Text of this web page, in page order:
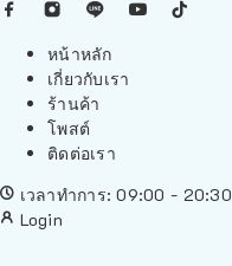
หน้าหลัก
เกี่ยวกับเรา
ร้านค้า
โพสต์
ติดต่อเรา
เวลาทำการ: 09:00 - 20:30
Login